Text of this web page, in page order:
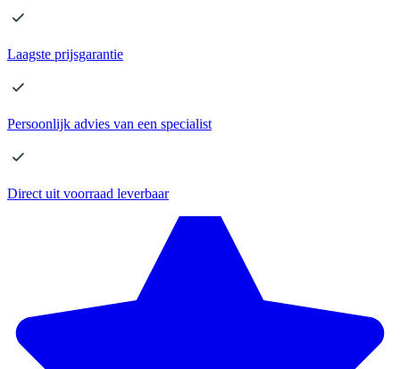
Laagste prijsgarantie
Persoonlijk advies van een specialist
Direct uit voorraad leverbaar